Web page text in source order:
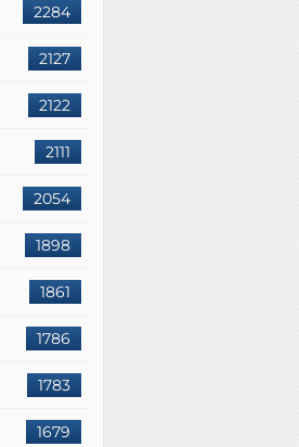
2284
2127
2122
2111
2054
1898
1861
1786
1783
1679